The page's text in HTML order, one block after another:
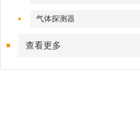
气体探测器
查看更多